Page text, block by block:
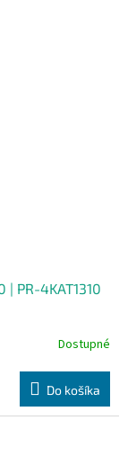
PR-4KAT1310
Dostupné
Do košíka